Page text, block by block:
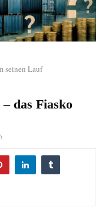
seinen Lauf
das Fiasko